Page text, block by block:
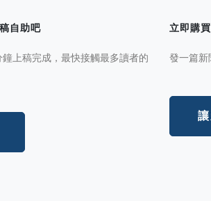
自助吧
上稿完成，最快接觸最多讀者的
立即購
發一篇新